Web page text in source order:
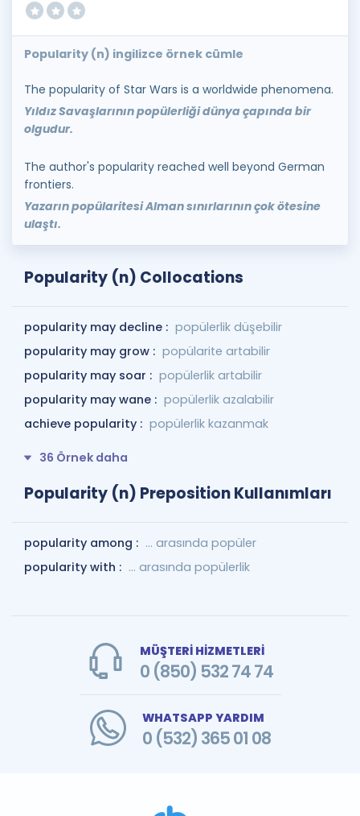
Popularity (n) ingilizce örnek cümle
The popularity of Star Wars is a worldwide phenomena.
Yıldız Savaşlarının popülerliği dünya çapında bir
olgudur.
The author's popularity reached well beyond German
frontiers.
Yazarın popülaritesi Alman sınırlarının çok ötesine
ulaştı.
Popularity (n) Collocations
popularity may decline : popülerlik düşebilir
popularity may grow : popülarite artabilir
popularity may soar : popülerlik artabilir
popularity may wane : popülerlik azalabilir
achieve popularity : popülerlik kazanmak
36 Örnek daha
Popularity (n) Preposition Kullanımları
popularity among : ... arasında popüler
popularity with : ... arasında popülerlik
MÜŞTERİ HİZMETLERİ
0 (850) 532 74 74
WHATSAPP YARDIM
0 (532) 365 01 08